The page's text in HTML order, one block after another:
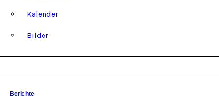
Kalender
Bilder
Berichte